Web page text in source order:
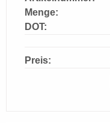
Menge:
DOT:
Preis: